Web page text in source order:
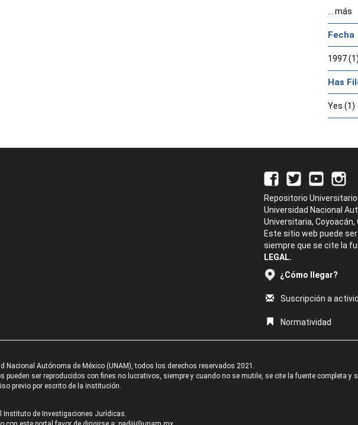
... más
Fecha
1997 (1)
Has
Yes (1)
Repositorio Universitario
Universidad Nacional
Universitaria, Coyoacán,
Este sitio web puede
siempre que se cite la
LEGAL.
¿Cómo llegar?
Suscripción a
Normatividad
Nacional Autónoma de México (UNAM), todos los derechos reservados 2021.
pueden ser reproducidos con fines no lucrativos, siempre y cuando no se mutile, se cite la fuente completa y
previo por escrito de la institución.
Instituto de Investigaciones Jurídicas.